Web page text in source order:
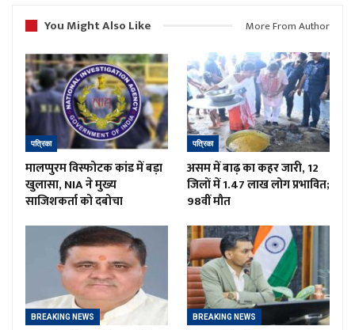
You Might Also Like
More From Author
पत्रिका
मालप्पुरम विस्फोटक कांड में बड़ा
खुलासा, NIA ने मुख्य
साजिशकर्ता को दबोचा
पत्रिका
असम में बाढ़ का कहर जारी, 12
जिलों में 1.47 लाख लोग प्रभावित;
98वीं मौत
BREAKING NEWS BREAKING NEWS